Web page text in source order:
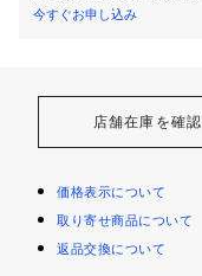
今すぐお申し込み
店舗在庫を確認
価格表示について
取り寄せ商品について
返品交換について